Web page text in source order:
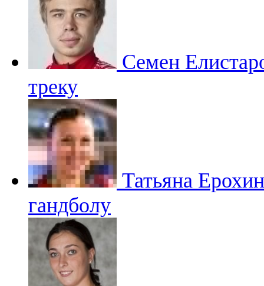
Семен
треку
Татьяна
гандболу